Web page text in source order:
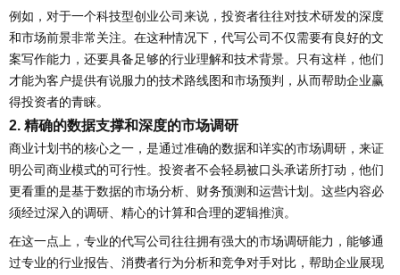
例如，对于一个科技型创业公司来说，投资者往往对技术研发的深度
和市场前景非常关注。在这种情况下，代写公司不仅需要有良好的文
案写作能力，还要具备足够的行业理解和技术背景。只有这样，他们
才能为客户提供有说服力的技术路线图和市场预判，从而帮助企业赢
得投资者的青睐。
2. 精确的数据支撑和深度的市场调研
商业计划书的核心之一，是通过准确的数据和详实的市场调研，来证
明公司商业模式的可行性。投资者不会轻易被口头承诺所打动，他们
更看重的是基于数据的市场分析、财务预测和运营计划。这些内容必
须经过深入的调研、精心的计算和合理的逻辑推演。
在这一点上，专业的代写公司往往拥有强大的市场调研能力，能够通
过专业的行业报告、消费者行为分析和竞争对手对比，帮助企业展现